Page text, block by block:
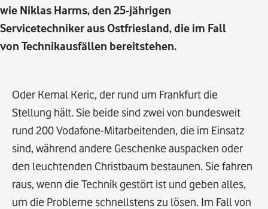
wie Niklas Harms, den 25-jährigen
Servicetechniker aus Ostfriesland, die im Fall
von Technikausfällen bereitstehen.
Oder Kemal Keric, der rund um Frankfurt die
Stellung hält. Sie beide sind zwei von bundesweit
rund 200 Vodafone-Mitarbeitenden, die im Einsatz
sind, während andere Geschenke auspacken oder
den leuchtenden Christbaum bestaunen. Sie fahren
raus, wenn die Technik gestört ist und geben alles,
um die Probleme schnellstens zu lösen. Im Fall von